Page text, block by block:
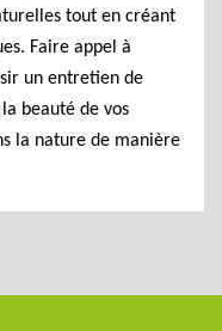
tout en créant
Faire appel à
un entretien de
beauté de vos
la nature de manière